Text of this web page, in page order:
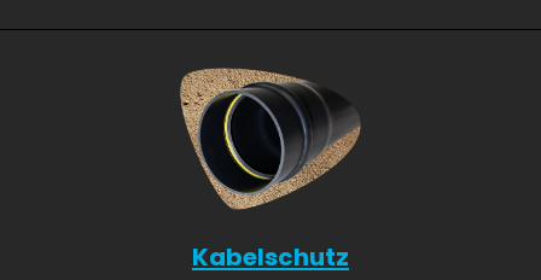
Kabelschutz